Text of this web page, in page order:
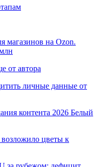
магазинов на Ozon.
от автора
личные данные от
контента 2026 Белый
цветы к